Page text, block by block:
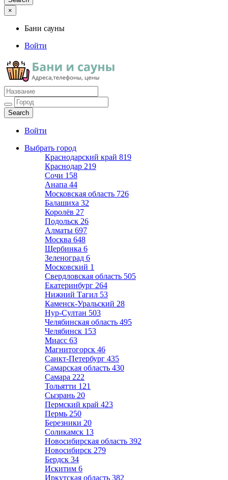
×
Бани сауны
Войти
Бани сауны
Адреса и телефоны
Войти
Выбрать город
Краснодарский край 819
Краснодар 219
Сочи 158
Анапа 44
Московская область 726
Балашиха 32
Королёв 27
Подольск 26
Алматы 697
Москва 648
Щербинка 6
Зеленоград 6
Московский 1
Свердловская область 505
Екатеринбург 264
Нижний Тагил 53
Каменск-Уральский 28
Нур-Султан 503
Челябинская область 495
Челябинск 153
Миасс 63
Магнитогорск 46
Санкт-Петербург 435
Самарская область 430
Самара 222
Тольятти 121
Сызрань 20
Пермский край 423
Пермь 250
Березники 20
Соликамск 13
Новосибирская область 392
Новосибирск 279
Бердск 34
Искитим 6
Иркутская область 382